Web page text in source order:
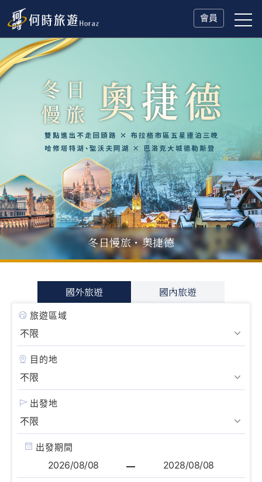
會員
父親節．限時特別企劃
一人旅行Solo Travel
山海雙享・北海道冬日慢旅・奧捷德
國外旅遊 國內旅遊
旅遊區域
目的地
出發地
出發期間